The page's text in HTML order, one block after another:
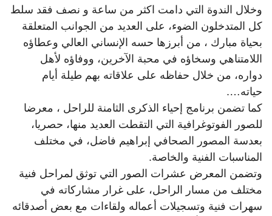
وخلال الندوة التي دامت اكثر من ساعة و نصف فقد سلط
كل المتدخلون الضوء، على العديد من الجوانب المتعلقة
بحياة مبارك ، من أبرزها حسه الإنساني العالي وعطاؤه
اللامتناهي وسخاؤه في محبة الآخرين، ووفاؤه لأهل
دواره، من خلال حفاظه على علاقاته بهم طيلة أيام
حياته….
كما تضمن برنامج إحياء الذكرى الثامنة للراحل ، معرضا
للصور الفوتوغرافية التي التقطت العديد منها، حصريا،
بعدسة المصور الصحافي إبراهيم فاضل، في مختلف
المناسبات الفنية والخاصة.
وتضمن المعرض عشرات الصور التي توثق لمراحل فنية
مختلف من مسار الراحل، على غرار مشاركاته في
سهرات فنية وتسجيلات أعماله ولقاءات مع بعض أصدقائه